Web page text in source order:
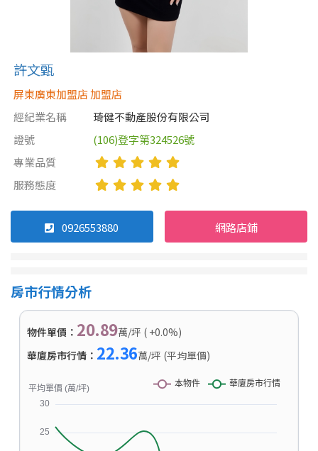
許文甄
屏東廣東加盟店 加盟店
經紀業名稱
琦健不動產股份有限公司
證號
(106)登字第324526號
專業品質
服務態度
0926553880 網路店鋪
房市行情分析
物件單價： 20.89萬/坪 ( +0.0%)
華廈房市行情： 22.36萬/坪 (平均單價)